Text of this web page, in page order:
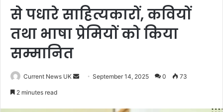
से पधारे साहित्यकारों, कवियों
तथा भाषा प्रेमियों को किया
सम्मानित
Current News UK September 14, 2025 0 73
2 minutes read